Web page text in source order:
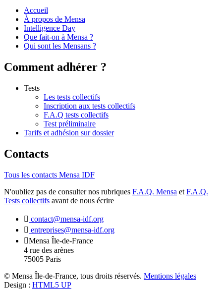
Accueil
À propos de Mensa
Intelligence Day
Que fait-on à Mensa ?
Qui sont les Mensans ?
Comment adhérer ?
Tests
Les tests collectifs
Inscription aux tests collectifs
F.A.Q tests collectifs
Test préliminaire
Tarifs et adhésion sur dossier
Contacts
Tous les contacts Mensa IDF
N'oubliez pas de consulter nos rubriques F.A.Q. Mensa et F.A.Q.
Tests collectifs avant de nous écrire
contact@mensa-idf.org
entreprises@mensa-idf.org
Mensa Île-de-France
4 rue des arènes
75005 Paris
© Mensa Île-de-France, tous droits réservés. Mentions légales
Design : HTML5 UP